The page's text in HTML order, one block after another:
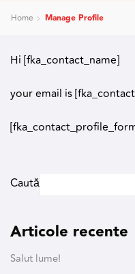
Home Manage Profile
Hi [fka_contact_name]
your email is
Caută
Articole recente
Salut lume!